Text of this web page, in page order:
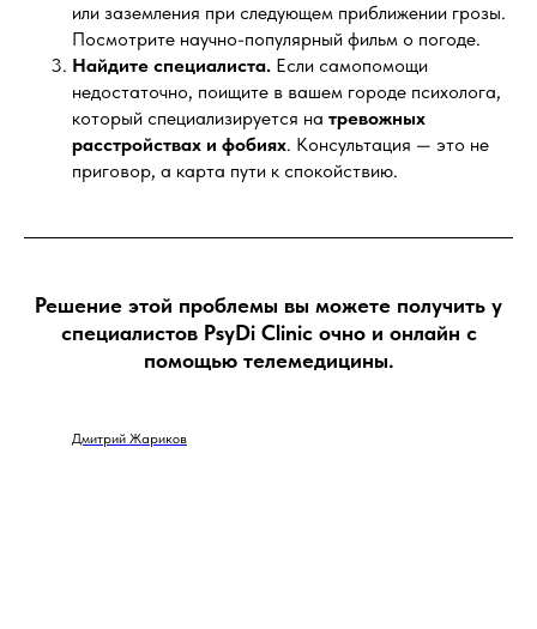
или заземления при следующем приближении грозы.
Посмотрите научно-популярный фильм о погоде.
Найдите специалиста. Если самопомощи
недостаточно, поищите в вашем городе психолога,
который специализируется на тревожных
расстройствах и фобиях. Консультация — это не
приговор, а карта пути к спокойствию.
Решение этой проблемы вы можете получить у
специалистов PsyDi Clinic очно и онлайн с
помощью телемедицины.
Дмитрий Жариков